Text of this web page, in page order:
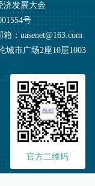
济发展大会
号
：uasenet@163.com
城市广场2座10层1003
官方二维码